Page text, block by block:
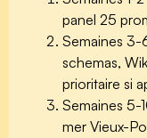
panel 25
Semaines 3-
schemas,
prioritaire si
Semaines 5-
mer Vieux-